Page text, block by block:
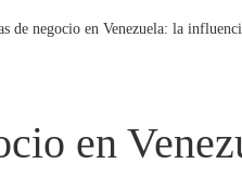
de negocio en Venezuela: la
en